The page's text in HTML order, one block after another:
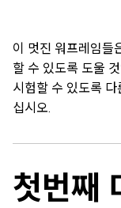
이 멋진 워프레임들
할 수 있도록 도울
시험할 수 있도록
십시오.
첫번째